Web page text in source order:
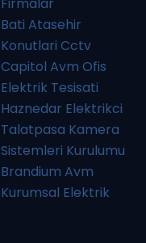
Firmalar
Bati Atasehir
Konutlari Cctv
Capitol Avm Ofis
Elektrik Tesisati
Haznedar Elektrikci
Talatpasa Kamera
Sistemleri Kurulumu
Brandium Avm
Kurumsal Elektrik